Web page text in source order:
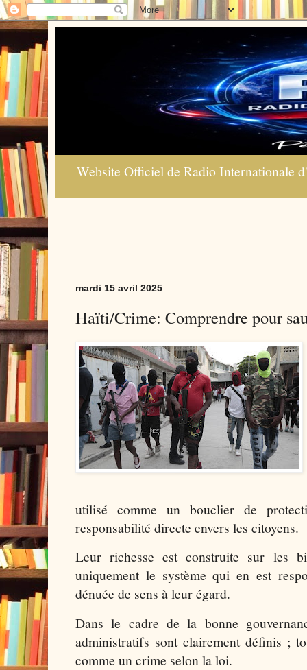
Website Officiel de Radio Internationale
mardi 15 avril 2025
Haïti/Crime: Comprendre pour
utilisé comme un bouclier de
responsabilité directe envers les citoyens.
Leur richesse est construite sur les
uniquement le système qui en est
dénuée de sens à leur égard.
Dans le cadre de la bonne
administratifs sont clairement définis ;
comme un crime selon la loi.